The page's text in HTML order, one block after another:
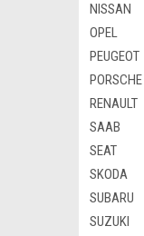
NISSAN
OPEL
PEUGEOT
PORSCHE
RENAULT
SAAB
SEAT
SKODA
SUBARU
SUZUKI